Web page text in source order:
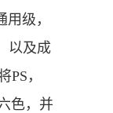
级，
以及成
，
色，并